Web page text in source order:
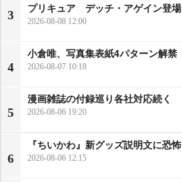
3
プリキュア デッチ・アゲイン登場
2026-08-08 12:00
4
小倉唯、写真集表紙4パターン解禁
2026-08-07 10:18
5
漫画雑誌の付録巡り各社対応続く
2026-08-06 19:20
6
『ちいかわ』新グッズ説明文に恐怖
2026-08-06 12:15